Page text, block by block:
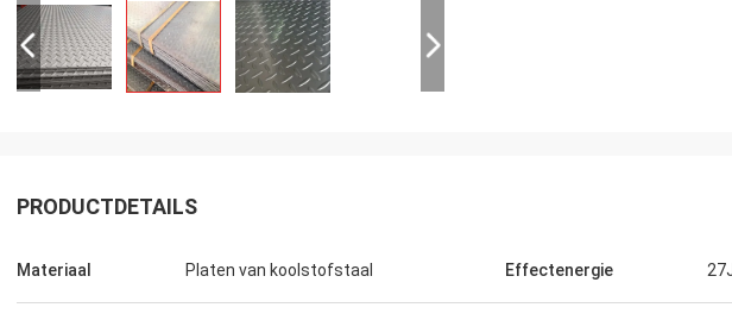
PRODUCTDETAILS
Materiaal Platen van koolstofstaal Effectenergie